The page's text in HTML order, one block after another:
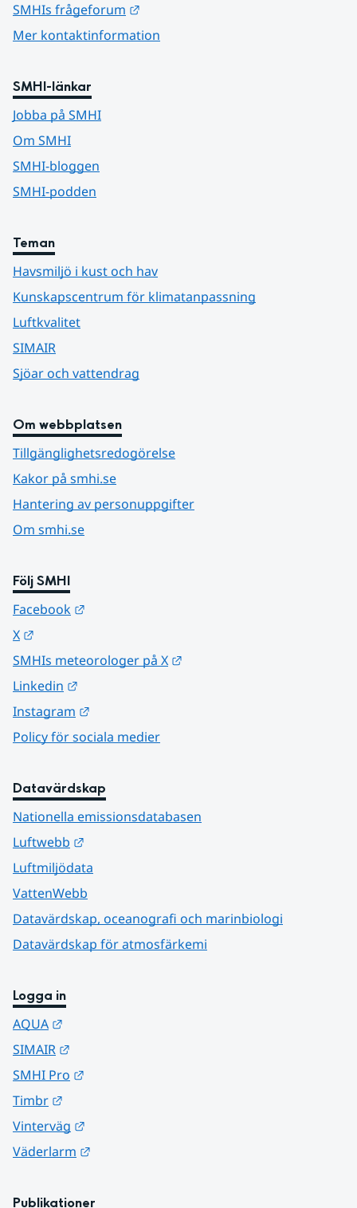
SMHIs frågeforum
Mer kontaktinformation
SMHI-länkar
Jobba på SMHI
Om SMHI
SMHI-bloggen
SMHI-podden
Teman
Havsmiljö i kust och hav
Kunskapscentrum för klimatanpassning
Luftkvalitet
SIMAIR
Sjöar och vattendrag
Om webbplatsen
Tillgänglighetsredogörelse
Kakor på smhi.se
Hantering av personuppgifter
Om smhi.se
Följ SMHI
Facebook
X
SMHIs meteorologer på X
Linkedin
Instagram
Policy för sociala medier
Datavärdskap
Nationella emissionsdatabasen
Luftwebb
Luftmiljödata
VattenWebb
Datavärdskap, oceanografi och marinbiologi
Datavärdskap för atmosfärkemi
Logga in
AQUA
SIMAIR
SMHI Pro
Timbr
Vinterväg
Väderlarm
Publikationer